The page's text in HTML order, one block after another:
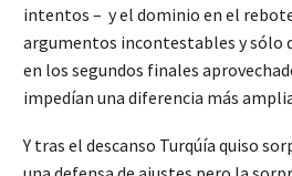
intentos – y el dominio en el
argumentos incontestables y sólo
en los segundos finales
impedían una diferencia más
Y tras el descanso Turqúía quiso